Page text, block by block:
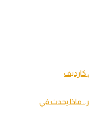
ماذا يحدث في